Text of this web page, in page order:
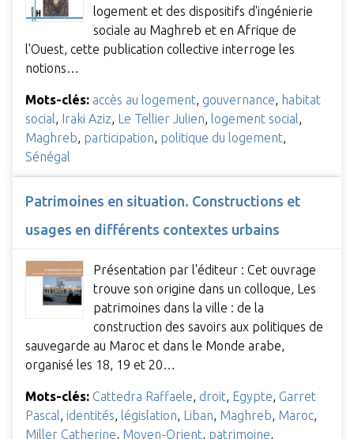
logement et des dispositifs d'ingénierie
sociale au Maghreb et en Afrique de
l'Ouest, cette publication collective interroge les
notions…
Mots-clés: accès au logement gouvernance
habitat
social
Iraki Aziz Le Tellier Julien logement social
Maghreb participation politique du logement
Sénégal
Patrimoines en situation. Constructions et
usages en différents contextes urbains
Présentation par l'éditeur : Cet ouvrage
trouve son origine dans un colloque, Les
patrimoines dans la ville : de la
construction des savoirs aux politiques de
sauvegarde au Maroc et dans le Monde arabe,
organisé les 18, 19 et 20…
Mots-clés: Cattedra Raffaele, droit, Egypte, Garret
Pascal, identités, législation, Liban, Maghreb, Maroc,
Miller Catherine, Moyen-Orient, patrimoine,